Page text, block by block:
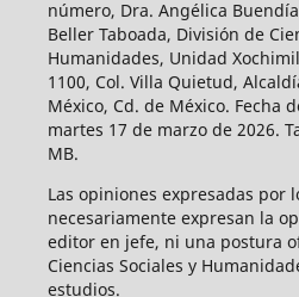
número, Dra. Angélica
Beller Taboada, División de
Humanidades, Unidad
1100, Col. Villa Quietud,
México, Cd. de México. Fecha
martes 17 de marzo de 2026.
MB.
Las opiniones expresadas por
necesariamente expresan la
editor en jefe, ni una postura
Ciencias Sociales y
estudios.